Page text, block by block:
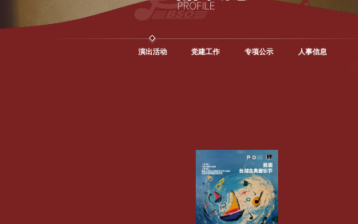
演出活动 党建工作 专项公示 人事信息